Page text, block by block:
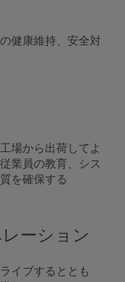
健康維持、安全対
場から出荷してよ
業員の教育、シス
を確保する
ーション
イブするととも